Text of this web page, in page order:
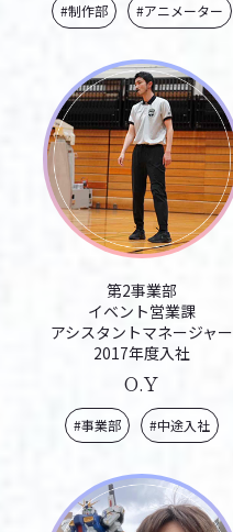
#制作部 #アニメーター
第2事業部
イベント営業課
アシスタントマネージャー
2017年度入社
O.Y
#事業部 #中途入社